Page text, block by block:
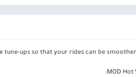
لذا يمكن لأي شخص تجربتها، سواء كنت
tune-ups so that your rides can be
MOD Hot